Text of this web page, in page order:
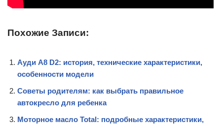
Похожие Записи:
Ауди А8 D2: история, технические характеристики,
особенности модели
Советы родителям: как выбрать правильное
автокресло для ребенка
Моторное масло Total: подробные характеристики,